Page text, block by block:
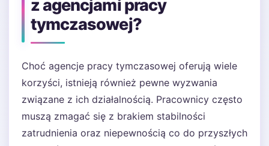
z agencjami pracy
tymczasowej?
Choć agencje pracy tymczasowej oferują wiele
korzyści, istnieją również pewne wyzwania
związane z ich działalnością. Pracownicy często
muszą zmagać się z brakiem stabilności
zatrudnienia oraz niepewnością co do przyszłych